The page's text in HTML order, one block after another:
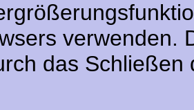
verwenden.
das